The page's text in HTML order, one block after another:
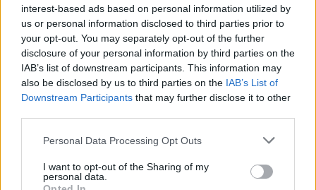
interest-based ads based on personal information utilized by
us or personal information disclosed to third parties prior to
your opt-out. You may separately opt-out of the further
disclosure of your personal information by third parties on the
IAB’s list of downstream participants. This information may
also be disclosed by us to third parties on the IAB’s List of
Downstream Participants that may further disclose it to other
Personal Data Processing Opt Outs
I want to opt-out of the Sharing of my
personal data.
Η οργάνωση του Αμπού Νιντάλ ανέλαβε την ευθύνη
και για την βόμβα και για την επίθεση στο πλοίο. Η
δίκη για τα τρία πρώην μέλη της παλαιστινιακής
οργάνωσης του Αμπού Νιντάλ, ξεκίνησε χωρίς την
παρουσία του στο Παρίσι το 2012. Το διεθνές
ένταλμα σύλληψης είχε εκδοθεί από το 1992. Ο
ενώ είχε οργανώσει 12 ένοπλες επιθέσεις στην